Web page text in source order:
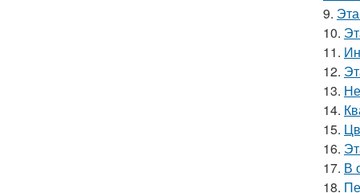
9.
10.
11.
12.
13.
14.
15.
16.
17. В
18.